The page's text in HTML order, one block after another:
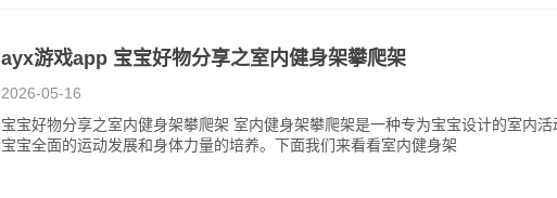
ayx游戏app 宝宝好物分享之室内健身架攀爬架
2026-05-16
宝宝好物分享之室内健身架攀爬架 室内健身架攀爬架是一种专为宝宝设计的室内
宝宝全面的运动发展和身体力量的培养。下面我们来看看室内健身架